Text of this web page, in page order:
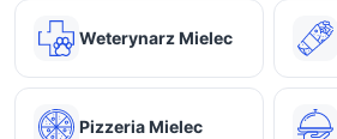
Weterynarz Mielec
Pizzeria Mielec